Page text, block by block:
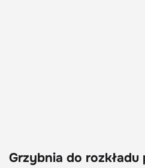
Grzybnia do rozkładu